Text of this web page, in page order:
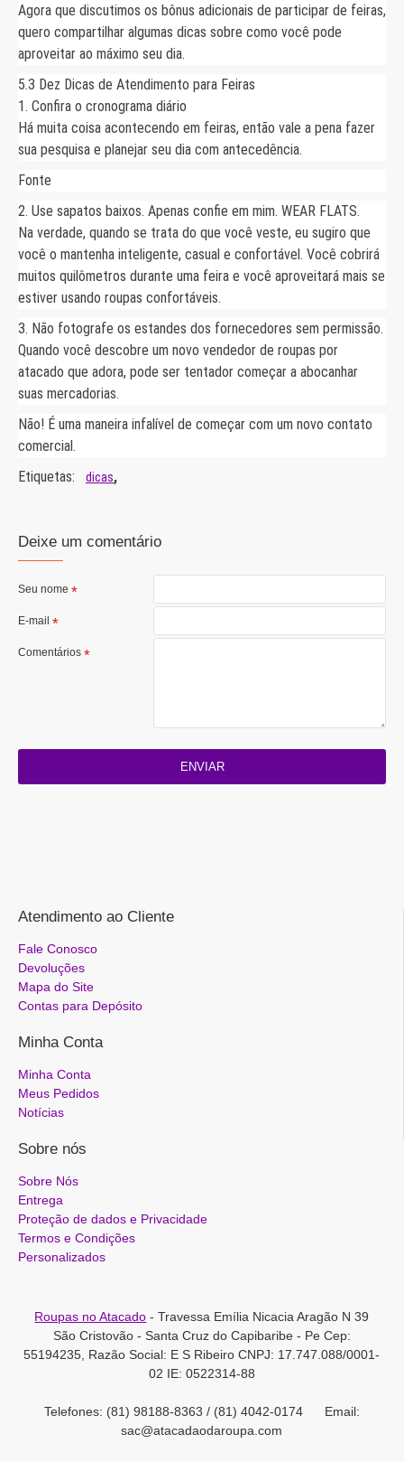
Agora que discutimos os bônus adicionais de participar de feiras,
quero compartilhar algumas dicas sobre como você pode
aproveitar ao máximo seu dia.
5.3 Dez Dicas de Atendimento para Feiras
1. Confira o cronograma diário
Há muita coisa acontecendo em feiras, então vale a pena fazer
sua pesquisa e planejar seu dia com antecedência.
Fonte
2. Use sapatos baixos. Apenas confie em mim. WEAR FLATS.
Na verdade, quando se trata do que você veste, eu sugiro que
você o mantenha inteligente, casual e confortável. Você cobrirá
muitos quilômetros durante uma feira e você aproveitará mais se
estiver usando roupas confortáveis.
3. Não fotografe os estandes dos fornecedores sem permissão.
Quando você descobre um novo vendedor de roupas por
atacado que adora, pode ser tentador começar a abocanhar
suas mercadorias.
Não! É uma maneira infalível de começar com um novo contato
comercial.
Etiquetas:
dicas,
Deixe um comentário
Seu nome
E-mail
Comentários
ENVIAR
Atendimento ao Cliente
Fale Conosco
Devoluções
Mapa do Site
Contas para Depósito
Minha Conta
Minha Conta
Meus Pedidos
Notícias
Sobre nós
Sobre Nós
Entrega
Proteção de dados e Privacidade
Termos e Condições
Personalizados
Roupas no Atacado - Travessa Emília Nicacia Aragão N 39
São Cristovão - Santa Cruz do Capibaribe - Pe Cep:
55194235, Razão Social: E S Ribeiro CNPJ: 17.747.088/0001-
02 IE: 0522314-88
Telefones: (81) 98188-8363 / (81) 4042-0174 Email:
sac@atacadaodaroupa.com